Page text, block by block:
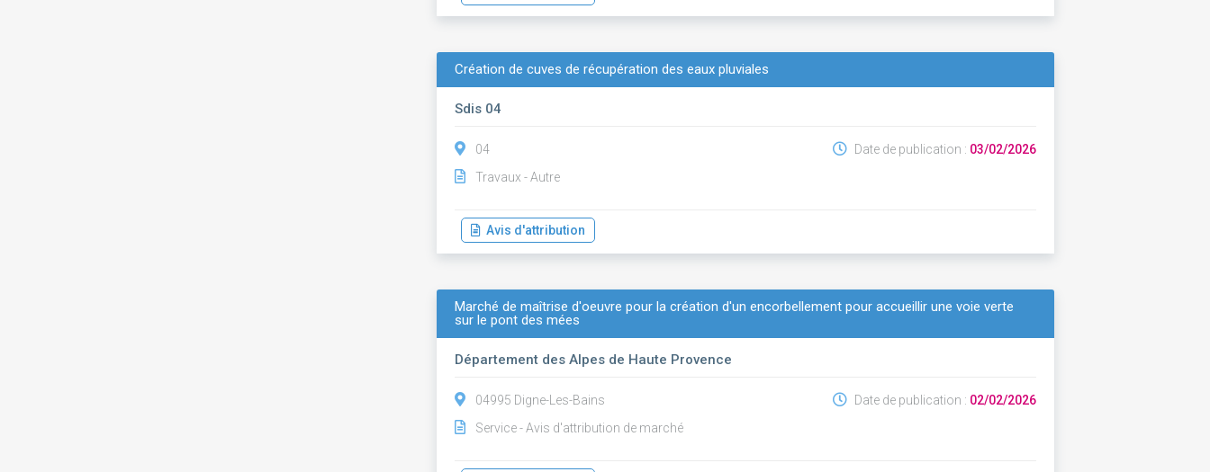
Création de cuves de récupération des eaux pluviales
Sdis 04
04
Travaux - Autre
Date de publication : 03/02/2026
Avis d'attribution
Marché de maîtrise d'oeuvre pour la création d'un encorbellement pour accueillir une voie verte
sur le pont des mées
Département des Alpes de Haute Provence
04995 Digne-Les-Bains
Service - Avis d'attribution de marché
Date de publication : 02/02/2026